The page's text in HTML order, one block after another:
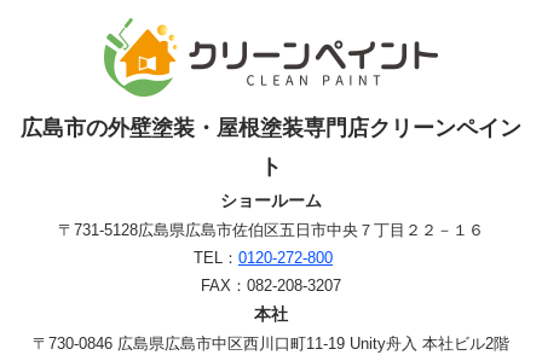
広島市の外壁塗装・屋根塗装専門店クリーンペイン
ト
ショールーム
〒731-5128広島県広島市佐伯区五日市中央７丁目２２－１６
TEL： 0120-272-800
FAX：082-208-3207
本社
〒730-0846 広島県広島市中区西川口町11-19 Unity舟入 本社ビル2階